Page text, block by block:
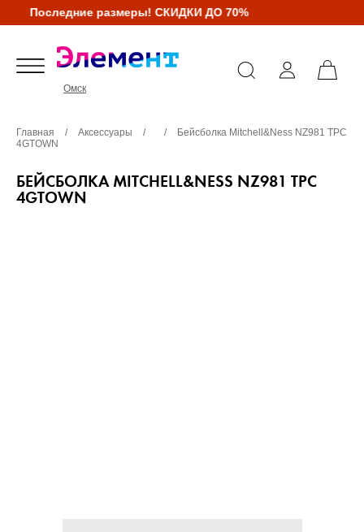
Последние размеры! СКИДКИ ДО 70%
Омск
Главная / Аксессуары / /
Бейсболка Mitchell&Ness NZ981 TPC
4GTOWN
БЕЙСБОЛКА MITCHELL&NESS NZ981 TPC
4GTOWN